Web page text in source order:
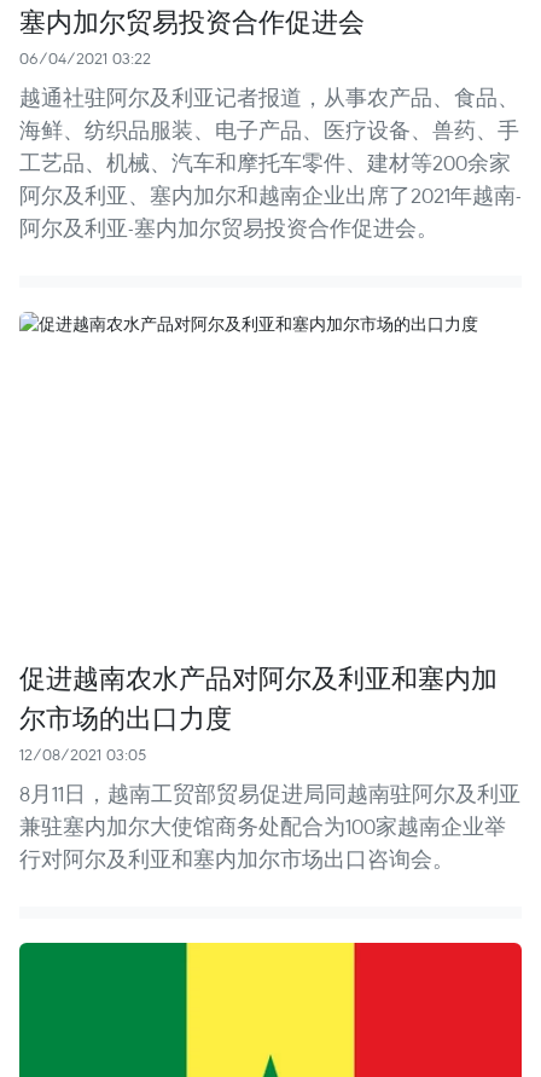
塞内加尔贸易投资合作促进会
06/04/2021 03:22
越通社驻阿尔及利亚记者报道，从事农产品、食品、
海鲜、纺织品服装、电子产品、医疗设备、兽药、手
工艺品、机械、汽车和摩托车零件、建材等200余家
阿尔及利亚、塞内加尔和越南企业出席了2021年越南-
阿尔及利亚-塞内加尔贸易投资合作促进会。
促进越南农水产品对阿尔及利亚和塞内加
尔市场的出口力度
12/08/2021 03:05
8月11日，越南工贸部贸易促进局同越南驻阿尔及利亚
兼驻塞内加尔大使馆商务处配合为100家越南企业举
行对阿尔及利亚和塞内加尔市场出口咨询会。